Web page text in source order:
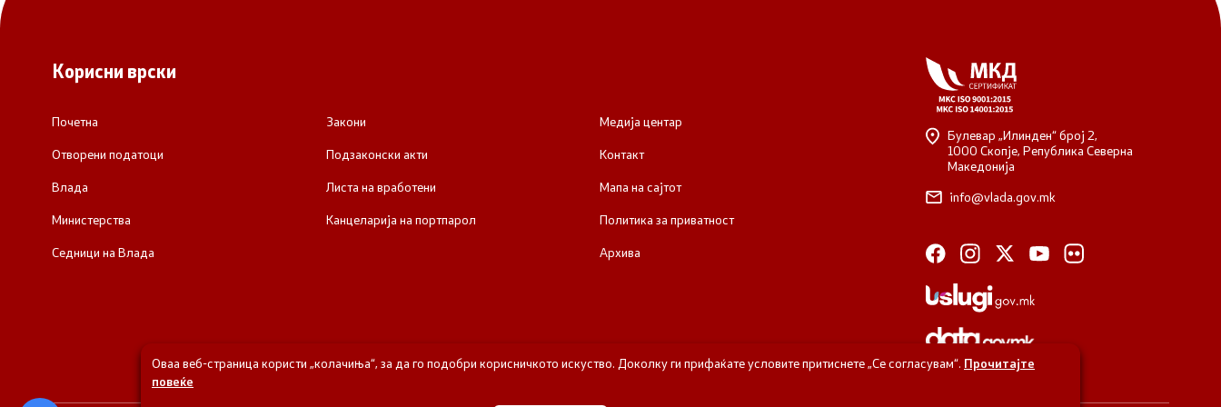
Корисни врски
Почетна
Отворени податоци
Влада
Министерства
Седници на Влада
Закони
Подзаконски акти
Листа на вработени
Канцеларија на портпарол
Медија центар
Контакт
Мапа на сајтот
Политика за приватност
Архива
Булевар „Илинден“ број 2,
1000 Скопје, Република Северна
Македонија
info@vlada.gov.mk
Оваа веб-страница користи „колачиња“, за да го подобри корисничкото искуство. Доколку ги прифаќате условите притиснете „Се согласувам“. Прочитајте
повеќе